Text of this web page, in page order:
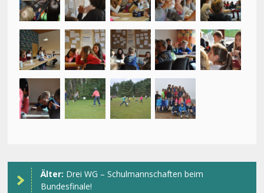
Älter: Drei WG – Schulmannschaften beim
Bundesfinale!